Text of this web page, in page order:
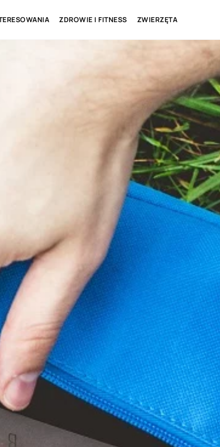
ZDROWIE I FITNESS ZWIERZĘTA